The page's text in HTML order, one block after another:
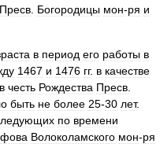
Пресв Богородицы мон-ря и
в период его работы в
1467 и 1476 гг. в качестве
в честь Рождества Пресв
быть не более 25-30 лет.
по времени
Волоколамского мон-ря